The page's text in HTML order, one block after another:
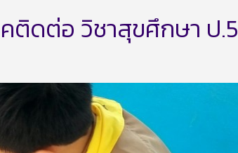
ติดต่อ วิชาสุขศึกษา ป.5